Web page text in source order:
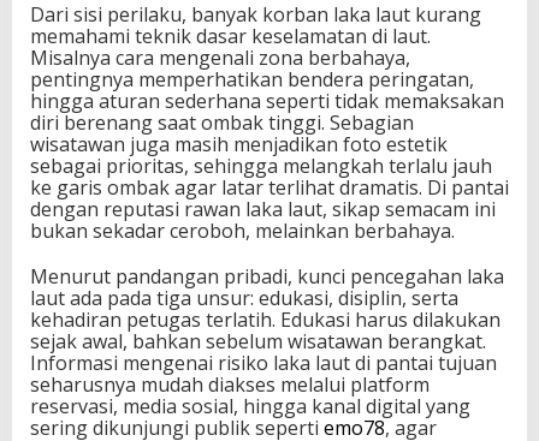
Dari sisi perilaku, banyak korban laka laut kurang
memahami teknik dasar keselamatan di laut.
Misalnya cara mengenali zona berbahaya,
pentingnya memperhatikan bendera peringatan,
hingga aturan sederhana seperti tidak memaksakan
diri berenang saat ombak tinggi. Sebagian
wisatawan juga masih menjadikan foto estetik
sebagai prioritas, sehingga melangkah terlalu jauh
ke garis ombak agar latar terlihat dramatis. Di pantai
dengan reputasi rawan laka laut, sikap semacam ini
bukan sekadar ceroboh, melainkan berbahaya.
Menurut pandangan pribadi, kunci pencegahan laka
laut ada pada tiga unsur: edukasi, disiplin, serta
kehadiran petugas terlatih. Edukasi harus dilakukan
sejak awal, bahkan sebelum wisatawan berangkat.
Informasi mengenai risiko laka laut di pantai tujuan
seharusnya mudah diakses melalui platform
reservasi, media sosial, hingga kanal digital yang
sering dikunjungi publik seperti emo78, agar